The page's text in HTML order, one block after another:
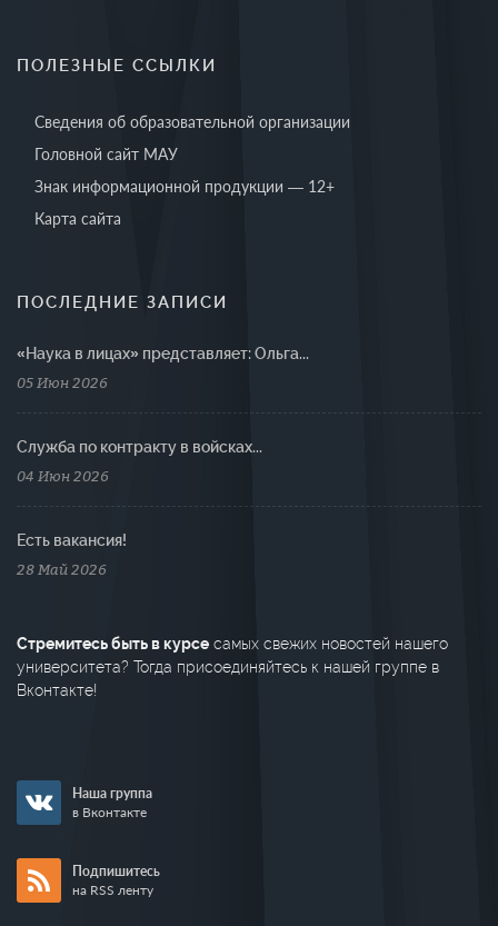
ПОЛЕЗНЫЕ ССЫЛКИ
Сведения об образовательной организации
Головной сайт МАУ
Знак информационной продукции — 12+
Карта сайта
ПОСЛЕДНИЕ ЗАПИСИ
«Наука в лицах» представляет: Ольга...
05 Июн 2026
Cлужба по контракту в войсках...
04 Июн 2026
Есть вакансия!
28 Май 2026
Стремитесь быть в курсе самых свежих новостей нашего
университета? Тогда присоединяйтесь к нашей группе в
Вконтакте!
Наша группа
в Вконтакте
Подпишитесь
на RSS ленту